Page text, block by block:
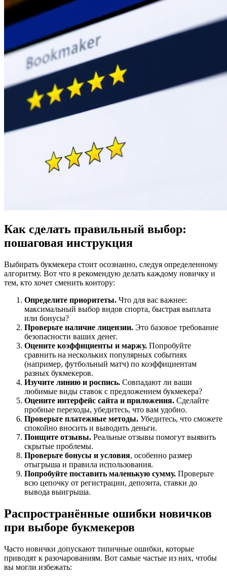
Как сделать правильный выбор:
пошаговая инструкция
Выбирать букмекера стоит осознанно, следуя определенному
алгоритму. Вот что я рекомендую делать каждому новичку и
тем, кто хочет сменить контору:
Определите приоритеты. Что для вас важнее:
максимальный выбор видов спорта, быстрая выплата
или бонусы?
Проверьте наличие лицензии. Это базовое требование
безопасности ваших денег.
Оцените коэффициенты и маржу. Попробуйте
сравнить на нескольких популярных событиях
(например, футбольный матч) по коэффициентам
разных букмекеров.
Изучите линию и роспись. Совпадают ли ваши
любимые виды ставок с предложением букмекера?
Оцените интерфейс сайта и приложения. Сделайте
пробные переходы, убедитесь, что вам удобно.
Проверьте платежные методы. Убедитесь, что сможете
спокойно вносить и выводить деньги.
Поищите отзывы. Реальные отзывы помогут выявить
скрытые проблемы.
Проверьте бонусы и условия, особенно размер
отыгрыша и правила использования.
Попробуйте поставить маленькую сумму. Проверьте
всю цепочку от регистрации, депозита, ставки до
вывода выигрыша.
Распространённые ошибки новичков
при выборе букмекеров
Часто новички допускают типичные ошибки, которые
приводят к разочарованиям. Вот самые частые из них, чтобы
вы могли избежать: